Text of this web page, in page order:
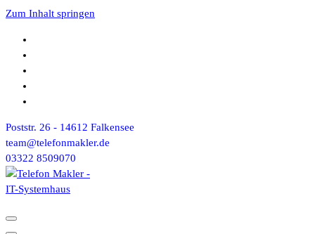
Zum Inhalt springen
Poststr. 26 - 14612 Falkensee
team@telefonmakler.de
03322 8509070